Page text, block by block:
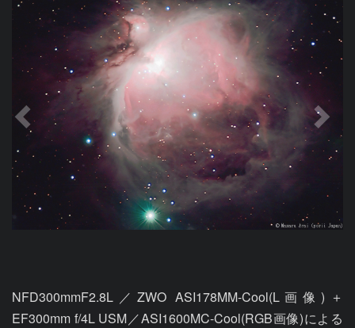
NFD300mmF2.8L／ZWO ASI178MM-Cool(L画像)＋
EF300mm f/4L USM／ASI1600MC-Cool(RGB画像)による